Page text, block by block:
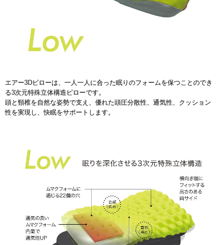
エアー3Dピローは、一人一人に合った眠りのフォームを保つことのでき
る3次元特殊立体構造ピローです。
頭と頸椎を自然な姿勢で支え、優れた頭圧分散性、通気性、クッション
性を実現し、快眠をサポートします。